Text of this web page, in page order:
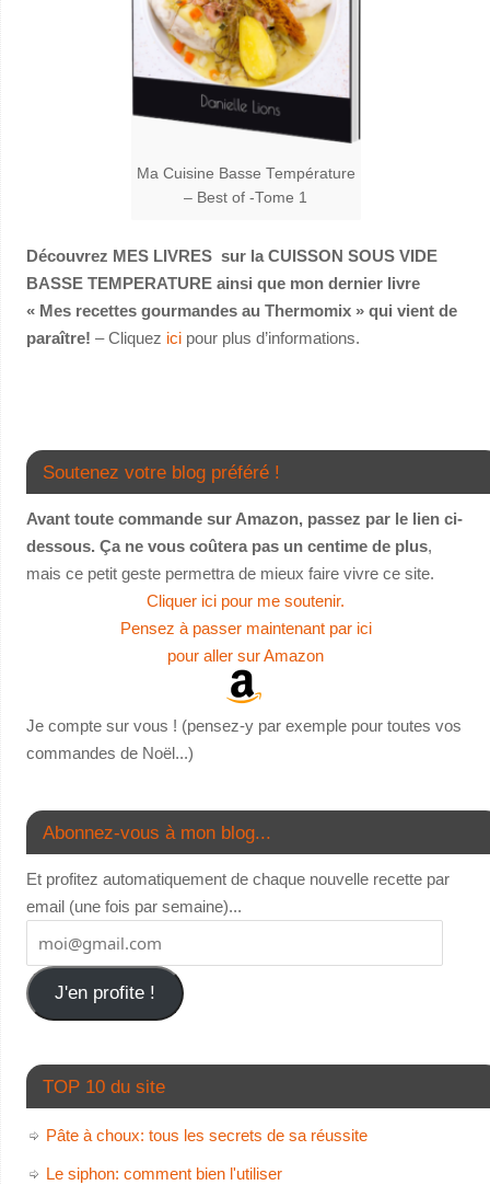
Ma Cuisine Basse Température
– Best of -Tome 1
Découvrez MES LIVRES sur la CUISSON SOUS VIDE
BASSE TEMPERATURE ainsi que mon dernier livre
« Mes recettes gourmandes au Thermomix » qui vient de
paraître! – Cliquez icipour plus d’informations.
Soutenez votre blog préféré !
Avant toute commande sur Amazon, passez par le lien ci-
dessous. Ça ne vous coûtera pas un centime de plus,
mais ce petit geste permettra de mieux faire vivre ce site.
Cliquer ici pour me soutenir.
Pensez à passer maintenant par ici
pour aller sur Amazon
Je compte sur vous ! (pensez-y par exemple pour toutes vos
commandes de Noël...)
Abonnez-vous à mon blog...
Et profitez automatiquement de chaque nouvelle recette par
email (une fois par semaine)...
J'en profite !
TOP 10 du site
Pâte à choux: tous les secrets de sa réussite
Le siphon: comment bien l'utiliser